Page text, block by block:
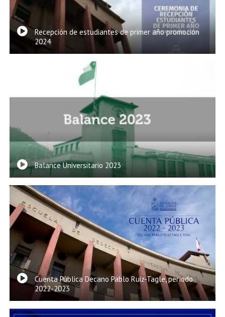
Recepción de estudiantes de primer año promoción
2024
Balance Universitario 2023
Cuenta Pública Decano Pablo Ruiz-Tagle, período
2022-2023